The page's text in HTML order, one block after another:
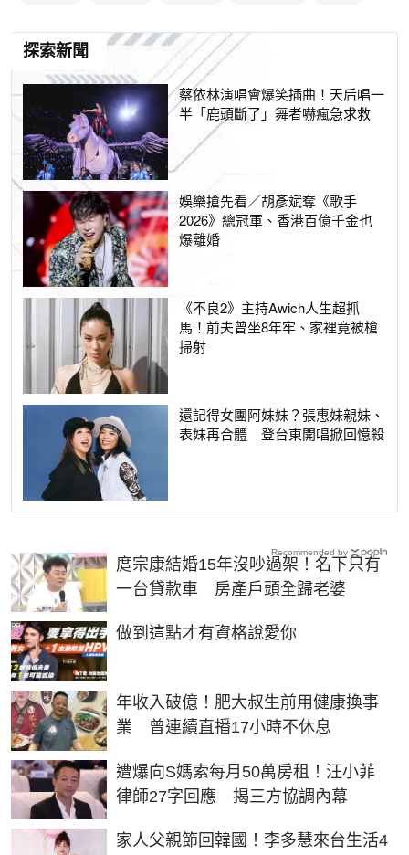
探索新聞
蔡依林演唱會爆笑插曲！天后唱一
半「鹿頭斷了」舞者嚇瘋急求救
娛樂搶先看／胡彥斌奪《歌手
2026》總冠軍、香港百億千金也
爆離婚
《不良2》主持Awich人生超抓
馬！前夫曾坐8年牢、家裡竟被槍
掃射
還記得女團阿妹妹？張惠妹親妹、
表妹再合體 登台東開唱掀回憶殺
庹宗康結婚15年沒吵過架！名下只有
一台貸款車 房產戶頭全歸老婆
做到這點才有資格說愛你
PR
年收入破億！肥大叔生前用健康換事
業 曾連續直播17小時不休息
遭爆向S媽索每月50萬房租！汪小菲
律師27字回應 揭三方協調內幕
家人父親節回韓國！李多慧來台生活4
Recommended by